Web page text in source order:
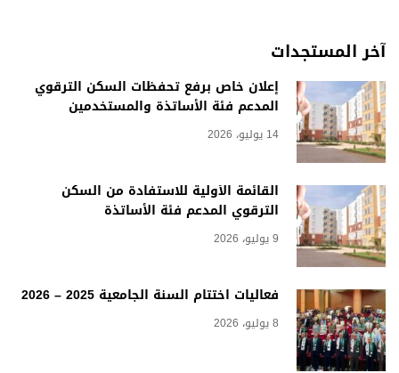
آخر المستجدات
إعلان خاص برفع تحفظات السكن الترقوي
المدعم فئة الأساتذة والمستخدمين
14 يوليو، 2026
القائمة الأولية للاستفادة من السكن
الترقوي المدعم فئة الأساتذة
9 يوليو، 2026
فعاليات اختتام السنة الجامعية 2025 – 2026
8 يوليو، 2026